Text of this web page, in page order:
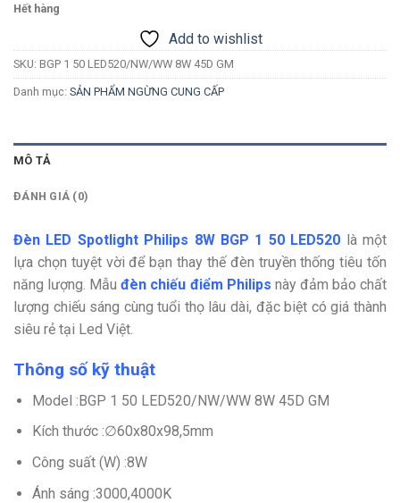
Hết hàng
Add to wishlist
SKU: BGP 1 50 LED520/NW/WW 8W 45D GM
Danh mục: SẢN PHẨM NGỪNG CUNG CẤP
MÔ TẢ
ĐÁNH GIÁ (0)
Đèn LED Spotlight Philips 8W BGP 1 50 LED520 là một
lựa chọn tuyệt vời để bạn thay thế đèn truyền thống tiêu tốn
năng lượng. Mẫuđèn chiếu điểm Philips này đảm bảo chất
lượng chiếu sáng cùng tuổi thọ lâu dài, đặc biệt có giá thành
siêu rẻ tại Led Việt.
Thông số kỹ thuật
Model :BGP 1 50 LED520/NW/WW 8W 45D GM
Kích thước :∅60x80x98,5mm
Công suất (W) :8W
Ánh sáng :3000,4000K